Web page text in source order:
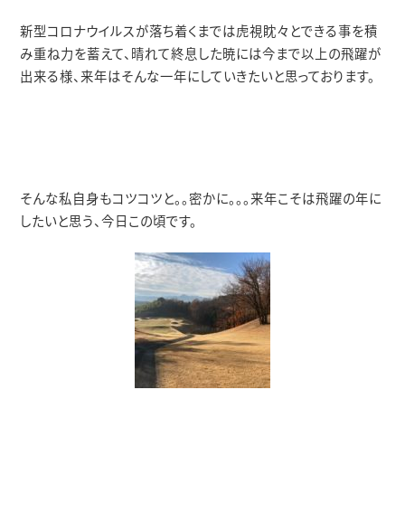
新型コロナウイルスが落ち着くまでは虎視眈々とできる事を積
み重ね力を蓄えて、晴れて終息した暁には今まで以上の飛躍が
出来る様、来年はそんな一年にしていきたいと思っております。
そんな私自身もコツコツと。。密かに。。。来年こそは飛躍の年に
したいと思う、今日この頃です。